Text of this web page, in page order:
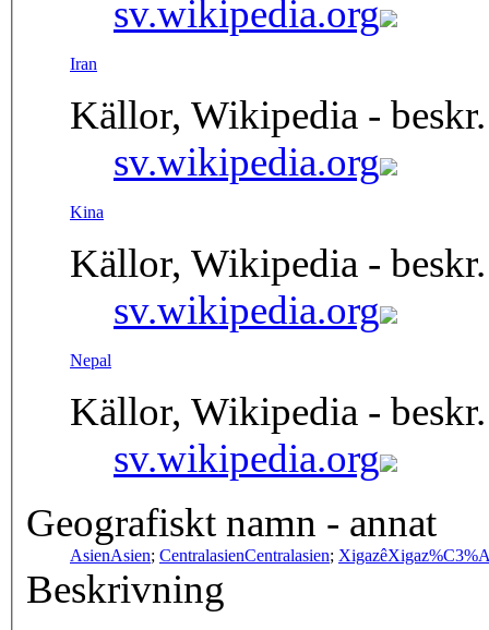
sv.wikipedia.org
Iran
Källor, Wikipedia -
sv.wikipedia.org
Kina
Källor, Wikipedia -
sv.wikipedia.org
Nepal
Källor, Wikipedia -
sv.wikipedia.org
Geografiskt namn - annat
AsienAsien; CentralasienCentralasien; Xigazê
Beskrivning